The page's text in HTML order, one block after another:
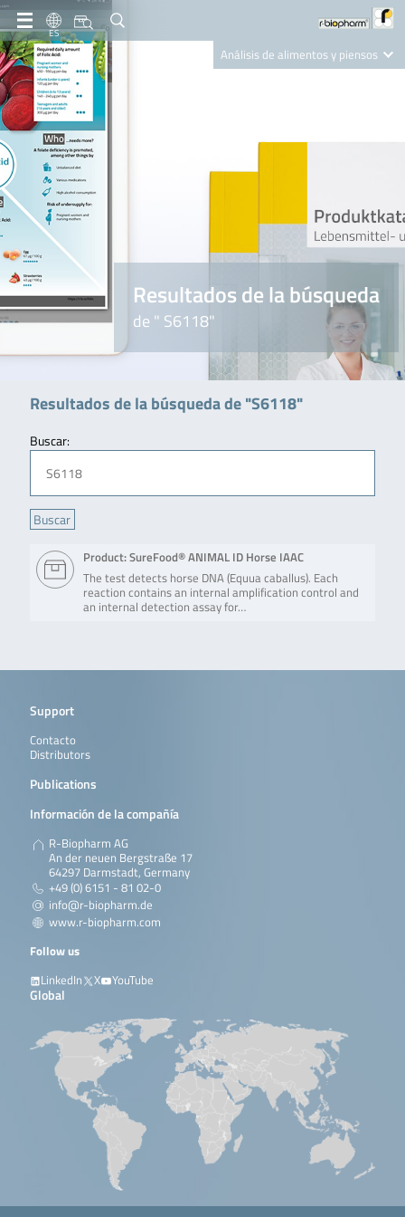
ES
Análisis de alimentos y piensos
Nutrition Care
Resultados de la búsqueda
de " S6118"
Resultados de la búsqueda de "S6118"
Buscar:
Product: SureFood® ANIMAL ID Horse IAAC
The test detects horse DNA (Equua caballus). Each
reaction contains an internal amplification control and
an internal detection assay for…
Support
Contacto
Distributors
Publications
Información de la compañía
R-Biopharm AG
An der neuen Bergstraße 17
64297 Darmstadt, Germany
+49 (0) 6151 - 81 02-0
info@r-biopharm.de
www.r-biopharm.com
Follow us
LinkedIn
X YouTube
Global